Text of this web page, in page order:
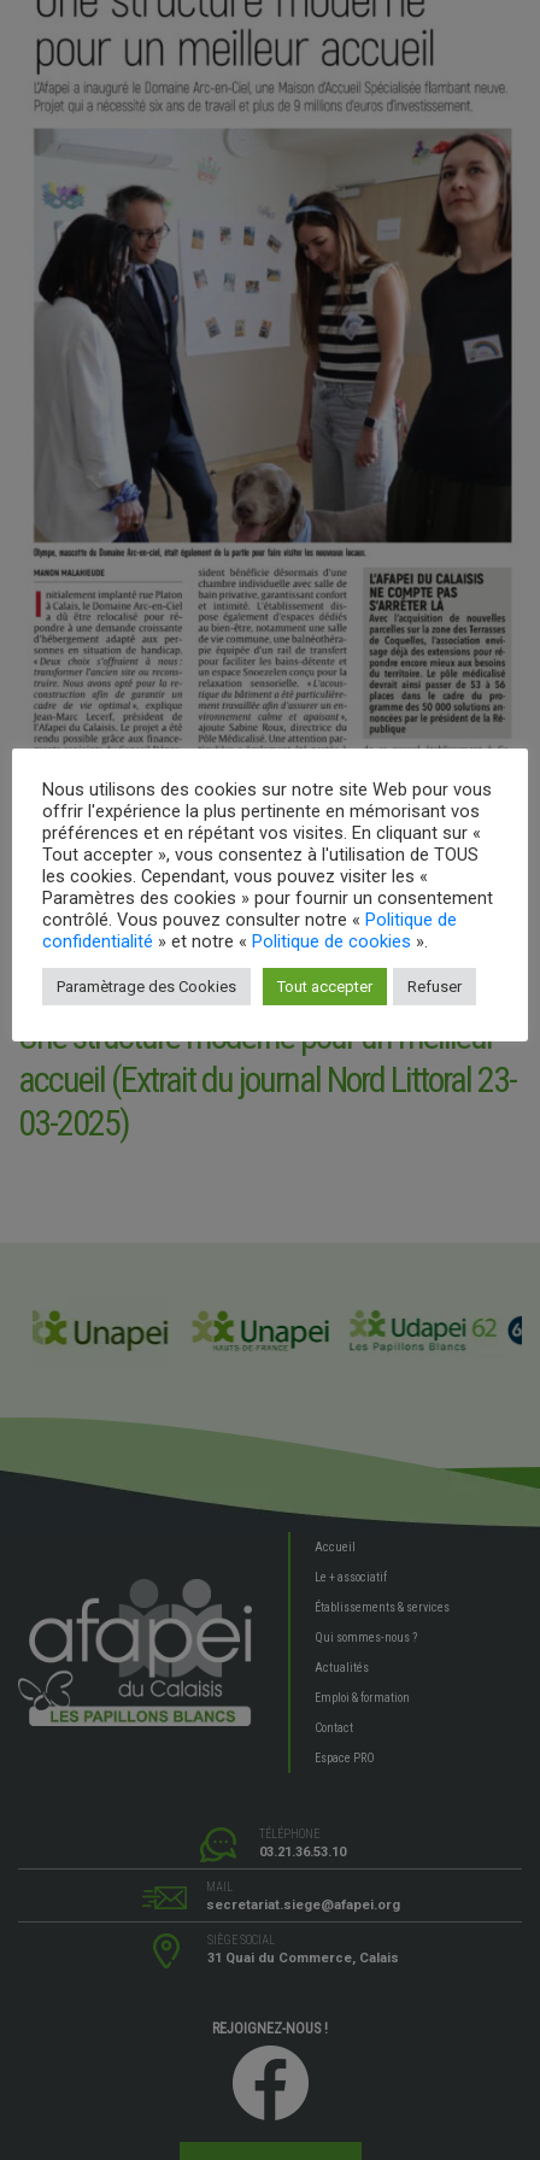
Une structure moderne pour un meilleur
accueil (Extrait du journal Nord Littoral 23-
03-2025)
Accueil
Le + associatif
Établissements & services
Qui sommes-nous ?
Actualités
Emploi & formation
Contact
Espace PRO
TÉLÉPHONE
03.21.36.53.10
MAIL
secretariat.siege@afapei.org
SIÈGE SOCIAL
31 Quai du Commerce, Calais
REJOIGNEZ-NOUS !
Nous utilisons des cookies sur notre site Web pour vous
offrir l'expérience la plus pertinente en mémorisant vos
préférences et en répétant vos visites. En cliquant sur «
Tout accepter », vous consentez à l'utilisation de TOUS
les cookies. Cependant, vous pouvez visiter les «
Paramètres des cookies » pour fournir un consentement
contrôlé. Vous pouvez consulter notre « Politique de
confidentialité » et notre « Politique de cookies ».
Paramètrage des Cookies Tout accepter Refuser